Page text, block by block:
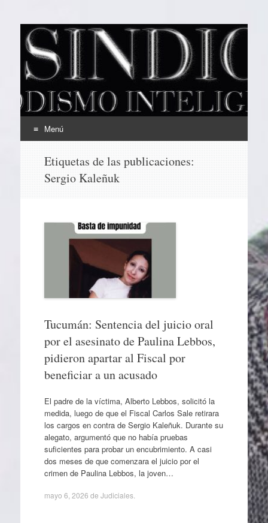
EL SINDICAL
Periodismo Inteligente
Menú
contenido
Etiquetas de las publicaciones:
Sergio Kaleñuk
Tucumán: Sentencia del juicio oral
por el asesinato de Paulina Lebbos,
pidieron apartar al Fiscal por
beneficiar a un acusado
El padre de la víctima, Alberto Lebbos, solicitó la
medida, luego de que el Fiscal Carlos Sale retirara
los cargos en contra de Sergio Kaleñuk. Durante su
alegato, argumentó que no había pruebas
suficientes para probar un encubrimiento. A casi
dos meses de que comenzara el juicio por el
crimen de Paulina Lebbos, la joven…
mayo 6, 2026 de Judiciales.